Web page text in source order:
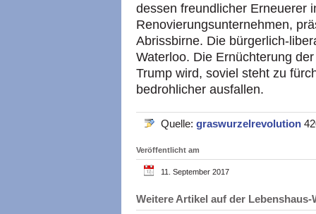
dessen freundlicher Erneuerer
Renovierungsunternehmen,
Abrissbirne. Die bürgerlich-
Waterloo. Die Ernüchterung
Trump wird, soviel steht zu
bedrohlicher ausfallen.
Quelle: graswurzelrevolution
Veröffentlicht am
11. September 2017
Weitere Artikel auf der